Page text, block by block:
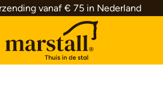
vanaf € 75 in Nederland